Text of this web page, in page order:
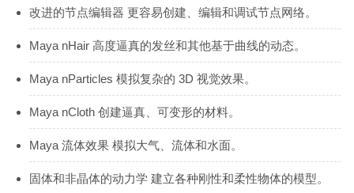
改进的节点编辑器 更容易创建、编辑和调试节点网络。
Maya nHair 高度逼真的发丝和其他基于曲线的动态。
Maya nParticles 模拟复杂的 3D 视觉效果。
Maya nCloth 创建逼真、可变形的材料。
Maya 流体效果 模拟大气、流体和水面。
固体和非晶体的动力学 建立各种刚性和柔性物体的模型。